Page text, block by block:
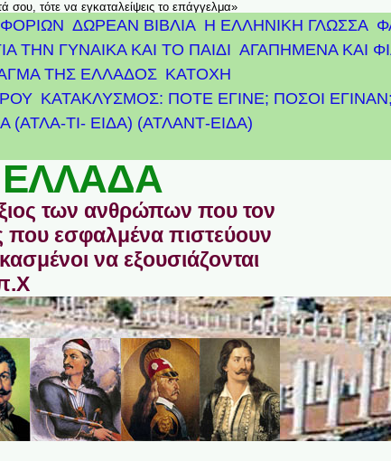
σου, τότε να εγκαταλείψεις το επάγγελμα»
ΔΩΡΕΑΝ ΒΙΒΛΙΑ Η ΕΛΛΗΝΙΚΗ ΓΛΩΣΣΑ
ΤΗΝ ΓΥΝΑΙΚΑ ΚΑΙ ΤΟ ΠΑΙΔΙ ΑΓΑΠΗΜΕΝΑ ΚΑΙ
ΤΗΣ ΕΛΛΑΔΟΣ ΚΑΤΟΧΗ
ΚΑΤΑΚΛΥΣΜΟΣ: ΠΟΤΕ ΕΓΙΝΕ; ΠΟΣΟΙ
(ΑΤΛΑ-ΤΙ- ΕΙΔΑ) (ΑΤΛΑΝΤ-ΕΙΔΑ)
των ανθρώπων που τον
που εσφαλμένα πιστεύουν
να εξουσιάζονται